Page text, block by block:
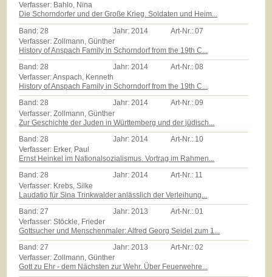
Verfasser: Bahlo, Nina
Die Schorndorfer und der Große Krieg. Soldaten und Heim...
Band: 28 Jahr: 2014 Art-Nr.:07
Verfasser: Zollmann, Günther
History of Anspach Family in Schorndorf from the 19th C...
Band:28 Jahr:2014 Art-Nr.:08
Verfasser: Anspach, Kenneth
History of Anspach Family in Schorndorf from the 19th C...
Band:28 Jahr:2014 Art-Nr.:09
Verfasser: Zollmann, Günther
Zur Geschichte der Juden in Württemberg und der jüdisch...
Band:28 Jahr:2014 Art-Nr.: 10
Verfasser: Erker, Paul
Ernst Heinkel im Nationalsozialismus. Vortrag im Rahmen...
Band:28 Jahr:2014 Art-Nr.: 11
Verfasser: Krebs, Silke
Laudatio für Sina Trinkwalder anlässlich der Verleihung...
Band: 27 Jahr: 2013 Art-Nr.:01
Verfasser: Stöckle, Frieder
Gottsucher und Menschenmaler: Alfred Georg Seidel zum 1...
Band:27 Jahr:2013 Art-Nr.:02
Verfasser: Zollmann, Günther
Gott zu Ehr - dem Nächsten zur Wehr. Über Feuerwehre...